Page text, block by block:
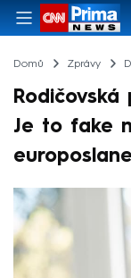
Domů Zprávy
Je to fake